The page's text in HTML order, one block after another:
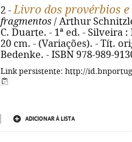
2 -Livro dos provérbios e
fragmentos / Arthur
C. Duarte. - 1ª ed. - Silveira
20 cm. - (Variações). - Tít.
Bedenke. - ISBN 978-989-
Link persistente: http://
ADICIONAR À LISTA